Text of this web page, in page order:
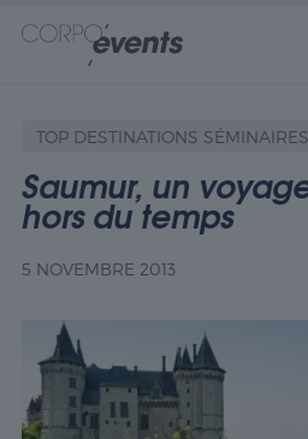
TOP DESTINATIONS SÉMINAIRES
Saumur, un
hors du temps
5 NOVEMBRE 2013